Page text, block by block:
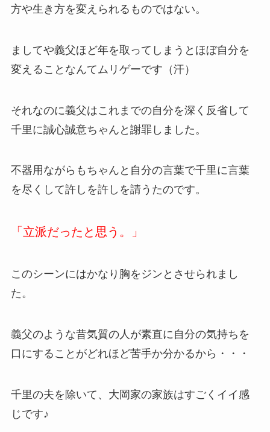
方や生き方を変えられるものではない。
ましてや義父ほど年を取ってしまうとほぼ自分を
変えることなんてムリゲーです（汗）
それなのに義父はこれまでの自分を深く反省して
千里に誠心誠意ちゃんと謝罪しました。
不器用ながらもちゃんと自分の言葉で千里に言葉
を尽くして許しを許しを請うたのです。
「立派だったと思う。」
このシーンにはかなり胸をジンとさせられまし
た。
義父のような昔気質の人が素直に自分の気持ちを
口にすることがどれほど苦手か分かるから・・・
千里の夫を除いて、大岡家の家族はすごくイイ感
じです♪